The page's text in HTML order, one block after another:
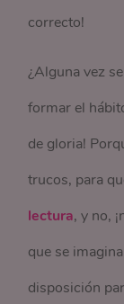
correcto!
¿Alguna vez
formar el
de gloria!
trucos, para
lectura, y no,
que se
disposición